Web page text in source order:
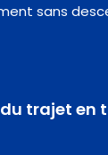
sans
trajet en